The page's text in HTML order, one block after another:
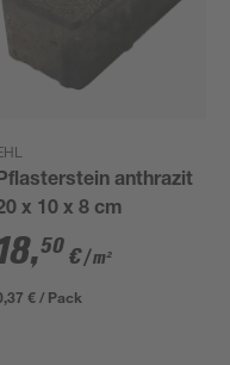
anthrazit
x 10 x 8 cm
,50 €/ m²
€ / Pack